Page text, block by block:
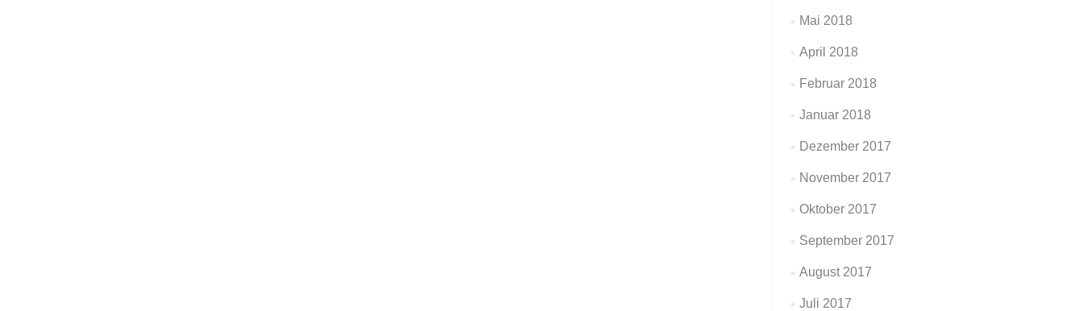
Mai 2018
April 2018
Februar 2018
Januar 2018
Dezember 2017
November 2017
Oktober 2017
September 2017
August 2017
Juli 2017